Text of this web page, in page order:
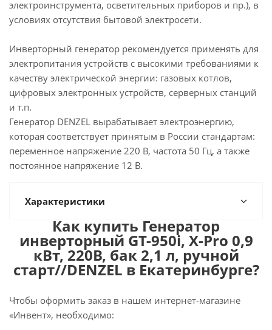
электроинструмента, осветительных приборов и пр.), в
условиях отсутствия бытовой электросети.
Инверторный генератор рекомендуется применять для
электропитания устройств с высокими требованиями к
качеству электрической энергии: газовых котлов,
цифровых электронных устройств, серверных станций
и т.п.
Генератор DENZEL вырабатывает электроэнергию,
которая соответствует принятым в России стандартам:
переменное напряжение 220 В, частота 50 Гц, а также
постоянное напряжение 12 В.
Характеристики
Как купить Генератор
инверторный GT-950i, X-Pro 0,9
кВт, 220В, бак 2,1 л, ручной
старт//DENZEL в Екатеринбурге?
Чтобы оформить заказ в нашем интернет-магазине
«Инвент», необходимо: